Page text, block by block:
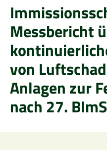
Messbericht
von
Anlagen zur
nach 27.